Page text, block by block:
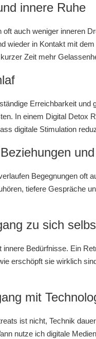
innere Ruhe
oft auch weniger inneren
wieder in Kontakt mit
Zeit mehr
Erreichbarkeit und
In einem Digital Detox
digitale Stimulation
Begegnungen oft
tiefere Gespräche
zu sich
innere Bedürfnisse. Ein
erschöpft sie wirklich
mit
ist nicht, Technik
nutze ich digitale